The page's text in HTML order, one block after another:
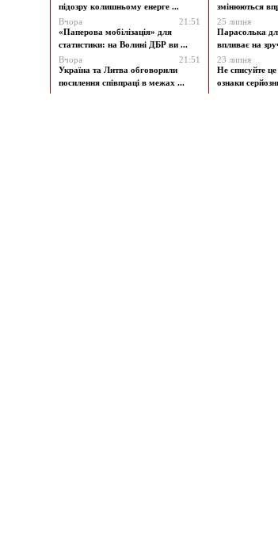
підозру колишньому енерге ...
Вчора
21:51
«Паперова мобілізація» для
статистики: на Волині ДБР ви ...
Вчора
21:51
Україна та Литва обговорили
посилення співпраці в межах ...
змінюються
25 липня
Парасолька
впливає на
23 липня
Не списуйте
ознаки